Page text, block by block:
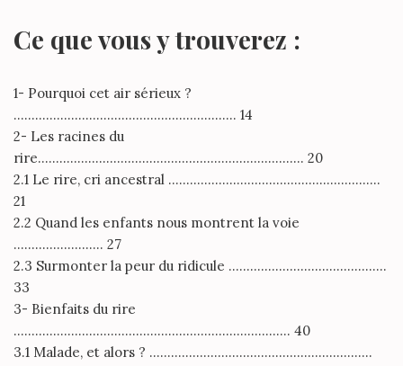
Ce que vous y trouverez :
1- Pourquoi cet air sérieux ?
…………………………………………………….. 14
2- Les racines du
rire……………………………………………………………….. 20
2.1 Le rire, cri ancestral …………………………………………………..
21
2.2 Quand les enfants nous montrent la voie
……………………. 27
2.3 Surmonter la peur du ridicule ……………………………………..
33
3- Bienfaits du rire
………………………………………………………………….. 40
3.1 Malade, et alors ? ……………………………………………………..